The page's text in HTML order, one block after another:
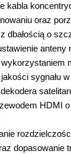
kabla
oraz
dbałością o
anteny
sygnału
dekodera
HDMI o
dopasowanie